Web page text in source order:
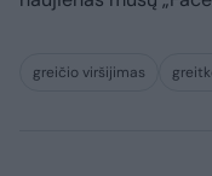
greičio viršijimas